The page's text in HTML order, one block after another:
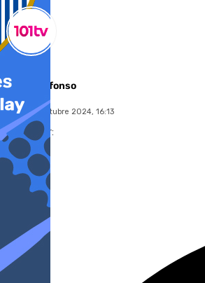
Miguel Alfonso
jueves, 3 octubre 2024, 16:13
Compartir: